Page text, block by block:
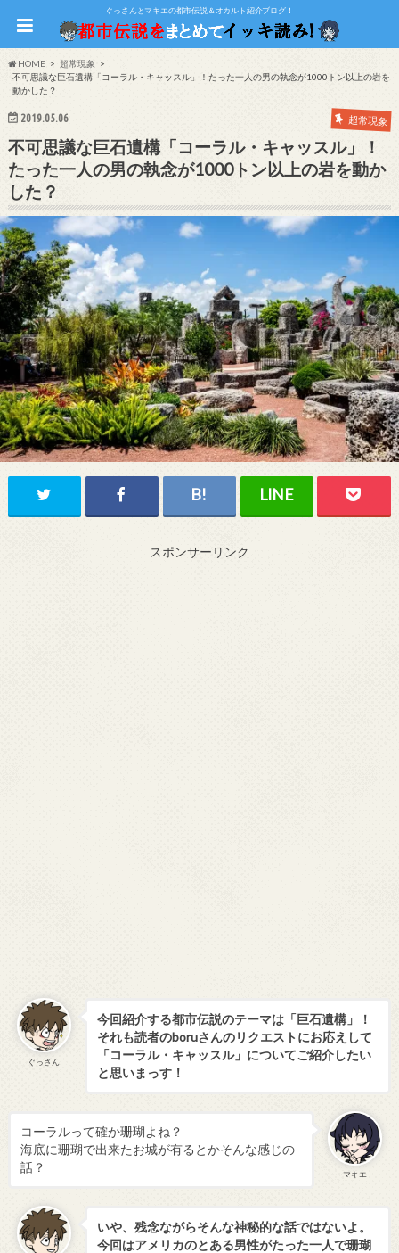
ぐっさんとマキエの都市伝説＆オカルト紹介ブログ！
HOME
超常現象
不可思議な巨石遺構「コーラル・キャッスル」！たった一人の男の執念が1000トン以上の岩を
動かした？
2019.05.06 超常現象
不可思議な巨石遺構「コーラル・キャッスル」！
たった一人の男の執念が1000トン以上の岩を動か
した？
スポンサーリンク
ぐっさん
今回紹介する都市伝説のテーマは「巨石遺構」！
それも読者のboruさんのリクエストにお応えして
「コーラル・キャッスル」についてご紹介したい
と思いまっす！
マキエ
コーラルって確か珊瑚よね？
海底に珊瑚で出来たお城が有るとかそんな感じの
話？
いや、残念ながらそんな神秘的な話ではないよ。
今回はアメリカのとある男性がたった一人で珊瑚